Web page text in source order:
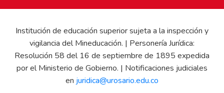
Institución de educación superior sujeta a la inspección y
vigilancia del Mineducación. | Personería Jurídica:
Resolución 58 del 16 de septiembre de 1895 expedida
por el Ministerio de Gobierno. | Notificaciones judiciales
en juridica@urosario.edu.co